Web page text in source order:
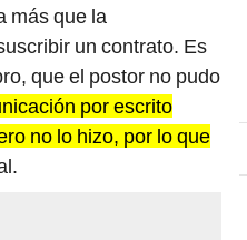
más que la
un contrato. Es
que el postor no pudo
por escrito
no lo hizo, por lo que